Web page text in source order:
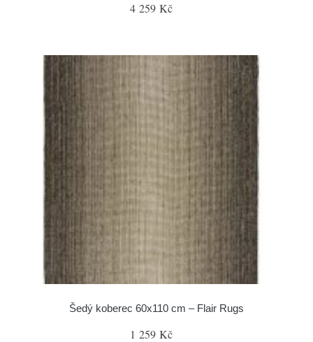
4 259 Kč
Šedý koberec 60x110 cm – Flair Rugs
1 259 Kč